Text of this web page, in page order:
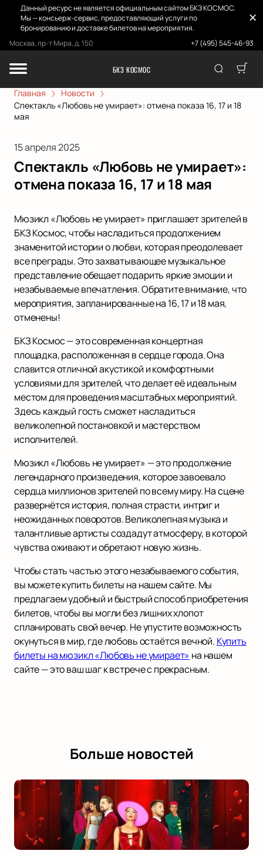
Данный ресурс не является официальным сайтом БКЗ КОСМОС.
Мы — консьерж-сервис, предоставляющий услуги по
бронированию и доставке билетов на мероприятия.
Москва, пр-т Мира, д. 150
+7 (495) 545-46-93
БКЗ КОСМОС
Главная
Новости
Спектакль «Любовь не умирает»: отмена показа 16, 17 и 18
мая
15 апреля 2025
Спектакль «Любовь не умирает»:
отмена показа 16, 17 и 18 мая
Мюзикл «Любовь не умирает» приглашает зрителей в
БКЗ Космос, чтобы насладиться продолжением
знаменитой истории о любви, которая преодолевает
все преграды. Это захватывающее музыкальное
представление обещает подарить яркие эмоции и
незабываемые впечатления. Обратите внимание, что
мероприятия, запланированные на 16, 17 и 18 мая,
отменены!
БКЗ Космос — это современная концертная
площадка, расположенная в сердце города. Она
славится отличной акустикой и комфортными
условиями для зрителей, что делает её идеальным
местом для проведения масштабных мероприятий.
Здесь каждый гость сможет насладиться
великолепной постановкой и мастерством
исполнителей.
Мюзикл «Любовь не умирает» — это продолжение
легендарного произведения, которое завоевало
сердца миллионов зрителей по всему миру. На сцене
развернётся история, полная страсти, интриг и
неожиданных поворотов. Великолепная музыка и
талантливые артисты создадут атмосферу, в которой
чувства оживают и обретают новую жизнь.
Чтобы стать частью этого незабываемого события,
вы можете купить билеты на нашем сайте. Мы
предлагаем удобный и быстрый способ приобретения
билетов, чтобы вы могли без лишних хлопот
спланировать свой вечер. Не упустите возможность
окунуться в мир, где любовь остаётся вечной. Купить
билеты на мюзикл «Любовь не умирает» на нашем
сайте — это ваш шаг к встрече с прекрасным.
Больше новостей